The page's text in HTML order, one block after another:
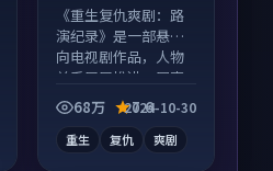
《重生复仇爽剧：路
演纪录》是一部悬疑
向电视剧作品，人物
关系层层推进，尾声
常有情绪落点。
68万 7.6
2024-10-30
重生 复仇 爽剧